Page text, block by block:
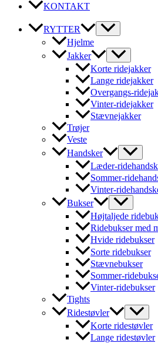
KONTAKT
RYTTER
Hjelme
Jakker
Korte ridejakker
Lange ridejakker
Overgangs-
Vinter-ridejakker
Stævnejakker
Trøjer
Veste
Handsker
Læder-
Sommer-
Vinter-
Bukser
Højtaljede
Ridebukser med
Hvide ridebukser
Sorte ridebukser
Stævnebukser
Sommer-
Vinter-ridebukser
Tights
Ridestøvler
Korte ridestøvler
Lange ridestøvler